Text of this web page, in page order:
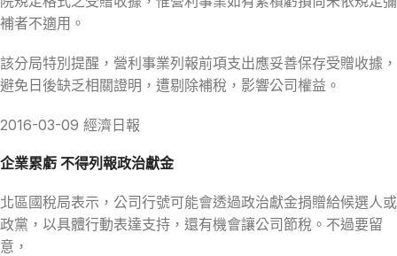
補者不適用。
該分局特別提醒，營利事業列報前項支出應妥善保存受贈收據，
避免日後缺乏相關證明，遭剔除補稅，影響公司權益。
2016-03-09 經濟日報
企業累虧 不得列報政治獻金
北區國稅局表示，公司行號可能會透過政治獻金捐贈給候選人或
政黨，以具體行動表達支持，還有機會讓公司節稅。不過要留
意，